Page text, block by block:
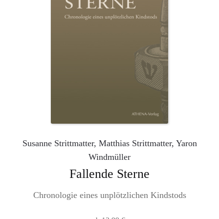
gewählt
werden
Susanne Strittmatter, Matthias Strittmatter, Yaron
Windmüller
Fallende Sterne
Chronologie eines unplötzlichen Kindstods